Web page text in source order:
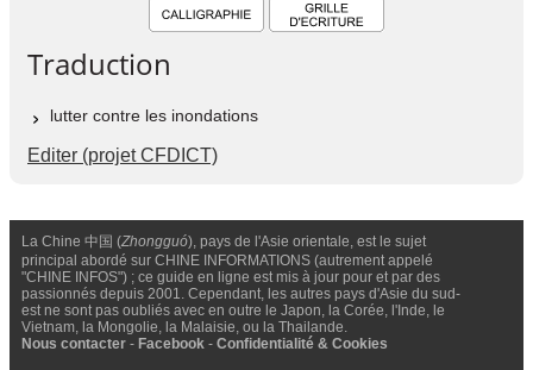
Traduction
lutter contre les inondations
Editer (projet CFDICT)
La Chine 中国 (Zhongguó), pays de l'Asie orientale, est le sujet
principal abordé sur CHINE INFORMATIONS (autrement appelé
"CHINE INFOS") ; ce guide en ligne est mis à jour pour et par des
passionnés depuis 2001. Cependant, les autres pays d'Asie du sud-
est ne sont pas oubliés avec en outre le Japon, la Corée, l'Inde, le
Vietnam, la Mongolie, la Malaisie, ou la Thailande.
Nous contacter - Facebook - Confidentialité & Cookies